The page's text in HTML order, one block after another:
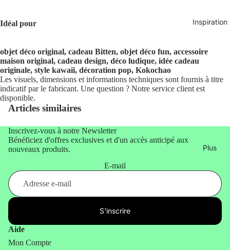
Diminut
DOIY
Don
Bowmer
Gilde
rk
Macran
der
ht Light
Inspiration
Plus
Idéal pour
objet déco original, cadeau Bitten, objet déco fun, accessoire
maison original, cadeau design, déco ludique, idée cadeau
originale, style kawaii, décoration pop, Kokochao
Les visuels, dimensions et informations techniques sont fournis à titre
indicatif par le fabricant. Une question ? Notre service client est
disponible.
Articles similaires
Inscrivez-vous à notre Newsletter
Bénéficiez d'offres exclusives et d'un accès anticipé aux
nouveaux produits.
E-mail
S'inscrire
Aide
Mon Compte